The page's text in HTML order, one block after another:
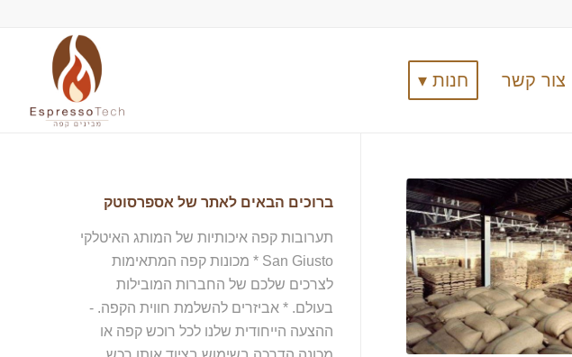
צור קשר חנות ▾
ברוכים הבאים לאתר של אספרסוטק
תערובות קפה איכותיות של המותג האיטלקי
San Giusto * מכונות קפה המתאימות
לצרכים שלכם של החברות המובילות
בעולם. * אביזרים להשלמת חווית הקפה. -
ההצעה הייחודית שלנו לכל רוכש קפה או